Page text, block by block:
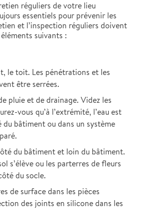
réguliers de votre lieu
essentiels pour prévenir les
et l’inspection réguliers doivent
suivants :
le toit. Les pénétrations et les
être serrées.
pluie et de drainage. Videz les
vous qu’à l’extrémité, l’eau est
bâtiment ou dans un système
du bâtiment et loin du bâtiment.
s’élève ou les parterres de fleurs
du socle.
de surface dans les pièces
des joints en silicone dans les